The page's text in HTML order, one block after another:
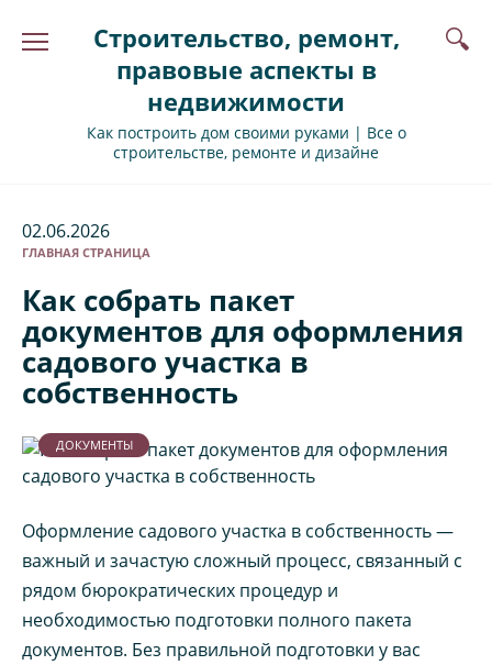
Строительство, ремонт,
правовые аспекты в
недвижимости
Как построить дом своими руками | Все о
строительстве, ремонте и дизайне
02.06.2026
ГЛАВНАЯ СТРАНИЦА
Как собрать пакет
документов для оформления
садового участка в
собственность
ДОКУМЕНТЫ
Оформление садового участка в собственность —
важный и зачастую сложный процесс, связанный с
рядом бюрократических процедур и
необходимостью подготовки полного пакета
документов. Без правильной подготовки у вас